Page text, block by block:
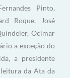
Pinto,
Roque, José
Ocimar
a exceção do
a presidente
da Ata da